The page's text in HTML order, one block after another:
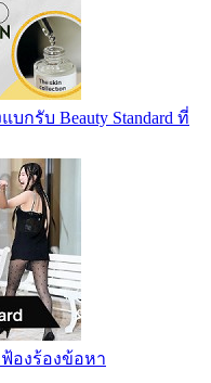
กรับ Beauty Standard ที่
องร้องข้อหา